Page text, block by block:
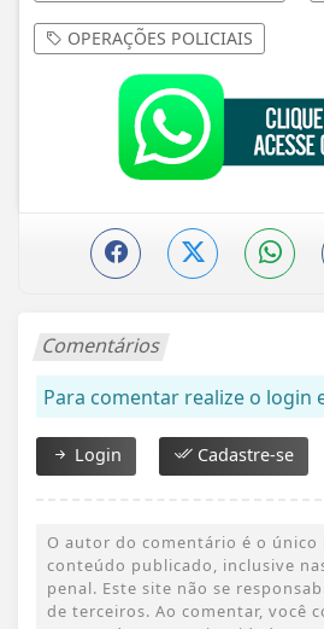
OPERAÇÕES POLICIAIS
Comentários
Para comentar realize o login
Login Cadastre-se
O autor do comentário é o único
conteúdo publicado, inclusive
penal. Este site não se
de terceiros. Ao comentar, você